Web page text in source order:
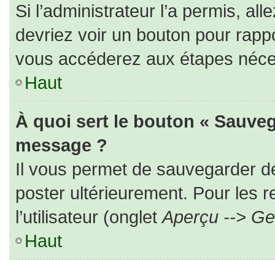
Si l’administrateur l’a permis,
devriez voir un bouton pour
vous accéderez aux étapes
Haut
À quoi sert le bouton «
message ?
Il vous permet de sauvegarder
poster ultérieurement. Pour les
l’utilisateur (ongletAperçu -->
Haut